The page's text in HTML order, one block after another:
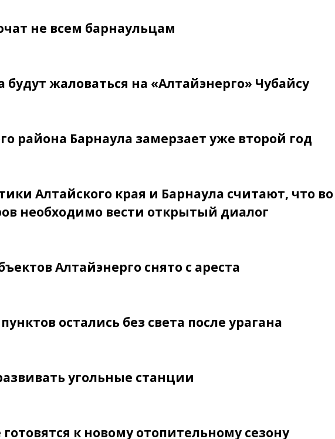
не всем барнаульцам
будут жаловаться на «Алтайэнерго» Чубайсу
района Барнаула замерзает уже второй год
Алтайского края и Барнаула считают, что во
необходимо вести открытый диалог
Алтайэнерго снято с ареста
остались без света после урагана
угольные станции
к новому отопительному сезону